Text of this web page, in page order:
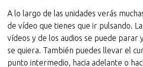
A lo largo de las unidades verás
de vídeo que tienes que ir pulsando.
vídeos y de los audios se puede parar
se quiera. También puedes llevar el
punto intermedio, hacia adelante o